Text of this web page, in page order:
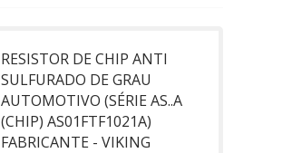
RESISTOR DE CHIP ANTI
SULFURADO DE GRAU
AUTOMOTIVO (SÉRIE AS..A
(CHIP) AS01FTF1021A)
FABRICANTE - VIKING